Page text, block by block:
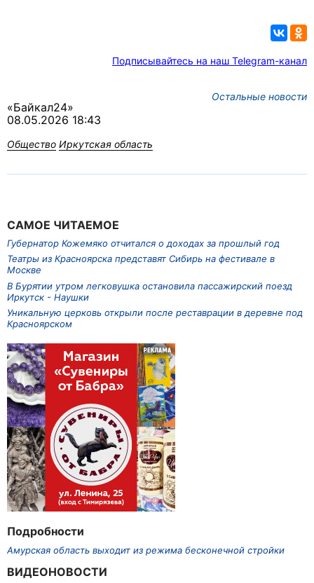
Подписывайтесь на наш Telegram-канал
Остальные новости
«Байкал24»
08.05.2026 18:43
Общество Иркутская область
САМОЕ ЧИТАЕМОЕ
Губернатор Кожемяко отчитался о доходах за прошлый год
Театры из Красноярска представят Сибирь на фестивале в
Москве
В Бурятии утром легковушка остановила пассажирский поезд
Иркутск - Наушки
Уникальную церковь открыли после реставрации в деревне под
Красноярском
Подробности
Амурская область выходит из режима бесконечной стройки
ВИДЕОНОВОСТИ